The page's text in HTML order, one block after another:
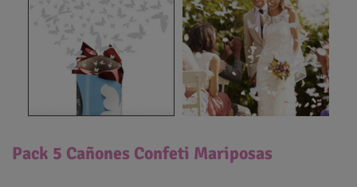
Pack 5 Cañones Confeti Mariposas